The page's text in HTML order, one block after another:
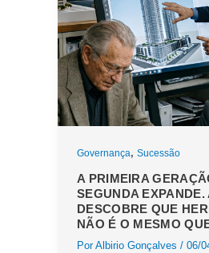
Governança, Sucessão
A PRIMEIRA
SEGUNDA EXPANDE.
DESCOBRE QUE
NÃO É O MESMO
PorAlbirio Gonçalves / 06/